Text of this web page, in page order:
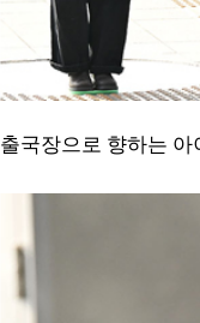
출국장으로 향하는